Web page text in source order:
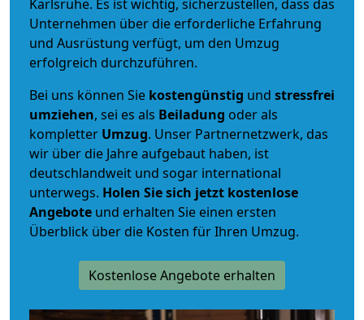
Karlsruhe. Es ist wichtig, sicherzustellen, dass das
Unternehmen über die erforderliche Erfahrung
und Ausrüstung verfügt, um den Umzug
erfolgreich durchzuführen.
Bei uns können Sie kostengünstig und stressfrei
umziehen, sei es als Beiladung oder als
kompletter Umzug. Unser Partnernetzwerk, das
wir über die Jahre aufgebaut haben, ist
deutschlandweit und sogar international
unterwegs. Holen Sie sich jetzt kostenlose
Angebote und erhalten Sie einen ersten
Überblick über die Kosten für Ihren Umzug.
Kostenlose Angebote erhalten